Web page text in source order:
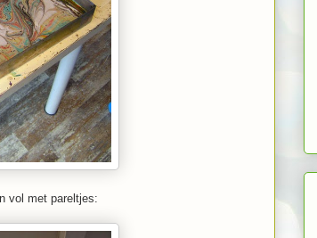
vol met pareltjes: